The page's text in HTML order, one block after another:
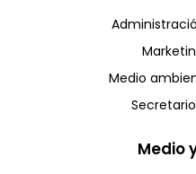
Medio
Medio